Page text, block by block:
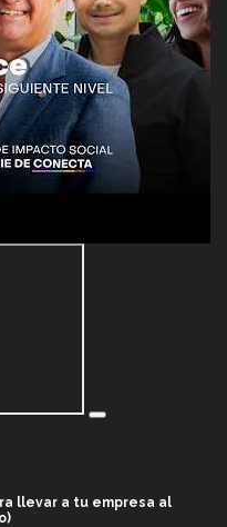
llevar a tu empresa al